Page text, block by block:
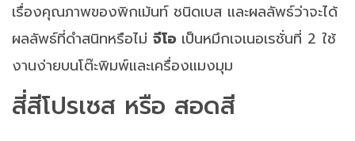
เรื่องคุณภาพของพิกเม้นท์ ชนิดเบส และผลลัพธ์ว่าจะได้
ผลลัพธ์ที่ดำสนิทหรือไม่ จีโอ เป็นหมึกเจเนอเรชั่นที่ 2 ใช้
งานง่ายบนโต๊ะพิมพ์และเครื่องแมงมุม
สี่สีโปรเซส หรือ สอดสี